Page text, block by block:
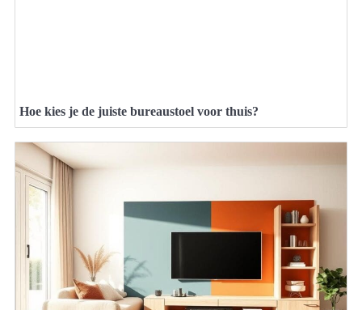
Hoe kies je de juiste bureaustoel voor thuis?